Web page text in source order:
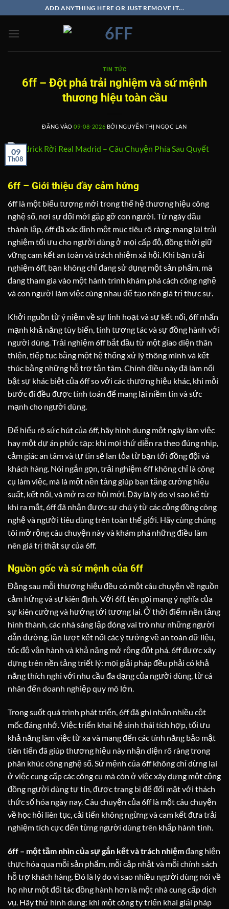
qua
nội
ADD ANYTHING HERE OR JUST REMOVE IT...
TIN TỨC
6ff – Đột phá trải nghiệm và sứ mệnh
thương hiệu toàn cầu
ĐĂNG VÀO09-08-2026 BỞI NGUYỄN THỊ NGỌC LAN
09
Th08
6ff – Giới thiệu đầy cảm hứng
6ff là một biểu tượng mới trong thế hệ thương hiệu công
nghệ số, nơi sự đổi mới gặp gỡ con người. Từ ngày đầu
thành lập, 6ff đã xác định một mục tiêu rõ ràng: mang lại trải
nghiệm tối ưu cho người dùng ở mọi cấp độ, đồng thời giữ
vững cam kết an toàn và trách nhiệm xã hội. Khi bạn trải
nghiệm 6ff, bạn không chỉ đang sử dụng một sản phẩm, mà
đang tham gia vào một hành trình khám phá cách công nghệ
và con người làm việc cùng nhau để tạo nên giá trị thực sự.
Khởi nguồn từ ý niệm về sự linh hoạt và sự kết nối, 6ff nhấn
mạnh khả năng tùy biến, tính tương tác và sự đồng hành với
người dùng. Trải nghiệm 6ff bắt đầu từ một giao diện thân
thiện, tiếp tục bằng một hệ thống xử lý thông minh và kết
thúc bằng những hỗ trợ tận tâm. Chính điều này đã làm nổi
bật sự khác biệt của 6ff so với các thương hiệu khác, khi mỗi
bước đi đều được tính toán để mang lại niềm tin và sức
mạnh cho người dùng.
Để hiểu rõ sức hút của 6ff, hãy hình dung một ngày làm việc
hay một dự án phức tạp: khi mọi thứ diễn ra theo đúng nhịp,
cảm giác an tâm và tự tin sẽ lan tỏa từ bạn tới đồng đội và
khách hàng. Nói ngắn gọn, trải nghiệm 6ff không chỉ là công
cụ làm việc, mà là một nền tảng giúp bạn tăng cường hiệu
suất, kết nối, và mở ra cơ hội mới. Đây là lý do vì sao kể từ
khi ra mắt, 6ff đã nhận được sự chú ý từ các cộng đồng công
nghệ và người tiêu dùng trên toàn thế giới. Hãy cùng chúng
tôi mở rộng câu chuyện này và khám phá những điều làm
nên giá trị thật sự của 6ff.
Nguồn gốc và sứ mệnh của 6ff
Đằng sau mỗi thương hiệu đều có một câu chuyện về nguồn
cảm hứng và sự kiên định. Với 6ff, tên gọi mang ý nghĩa của
sự kiên cường và hướng tới tương lai. Ở thời điểm nền tảng
hình thành, các nhà sáng lập đóng vai trò như những người
dẫn đường, lần lượt kết nối các ý tưởng về an toàn dữ liệu,
tốc độ vận hành và khả năng mở rộng đột phá. 6ff được xây
dựng trên nền tảng triết lý: mọi giải pháp đều phải có khả
năng thích nghi với nhu cầu đa dạng của người dùng, từ cá
nhân đến doanh nghiệp quy mô lớn.
Trong suốt quá trình phát triển, 6ff đã ghi nhận nhiều cột
mốc đáng nhớ. Việc triển khai hệ sinh thái tích hợp, tối ưu
khả năng làm việc từ xa và mang đến các tính năng bảo mật
tiên tiến đã giúp thương hiệu này nhận diện rõ ràng trong
phân khúc công nghệ số. Sứ mệnh của 6ff không chỉ dừng lại
ở việc cung cấp các công cụ mà còn ở việc xây dựng một cộng
đồng người dùng tự tin, được trang bị để đối mặt với thách
thức số hóa ngày nay. Câu chuyện của 6ff là một câu chuyện
về học hỏi liên tục, cải tiến không ngừng và cam kết đưa trải
nghiệm tích cực đến từng người dùng trên khắp hành tinh.
6ff – một tầm nhìn của sự gắn kết và trách nhiệmđang hiện
thực hóa qua mỗi sản phẩm, mỗi cập nhật và mỗi chính sách
hỗ trợ khách hàng. Đó là lý do vì sao nhiều người dùng nói về
họ như một đối tác đồng hành hơn là một nhà cung cấp dịch
vụ. Hãy thử hình dung: khi một công ty triển khai giải pháp